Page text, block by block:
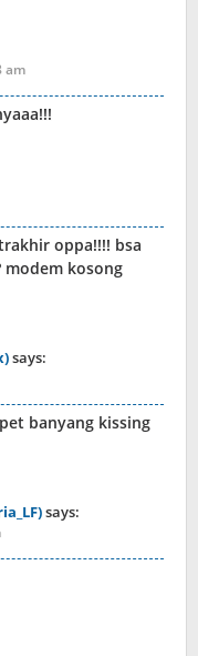
am
oppa!!!! bsa
kosong
says:
banyang kissing
says: